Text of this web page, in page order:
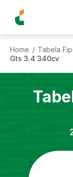
Home / Tabela
Gts 3.4 340cv